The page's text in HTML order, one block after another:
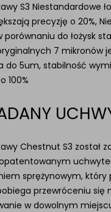
S3 Niestandardowe
precyzję o 20%,
porównaniu do łożysk
7 mikronów
do 5um, stabilność
100%
Chestnut S3 został
sprężynowym, który
przewróceniu się
w dowolnym